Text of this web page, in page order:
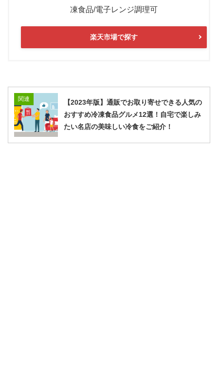
凍食品/電子レンジ調理可
楽天市場で探す
関連
【2023年版】通販でお取り寄せできる人気の
おすすめ冷凍食品グルメ12選！自宅で楽しみ
たい名店の美味しい冷食をご紹介！